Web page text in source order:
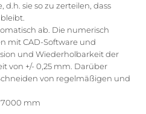
sie so zu zerteilen, dass
ab. Die numerisch
mit CAD-Software und
und Wiederholbarkeit der
von +/- 0,25 mm. Darüber
von regelmäßigen und
7000 mm